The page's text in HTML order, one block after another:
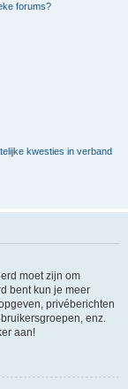
forums?
kwesties in verband
moet zijn om
bent kun je meer
privéberichten
enz.
aan!